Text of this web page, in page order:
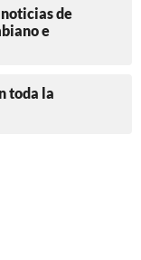
de
e
toda la